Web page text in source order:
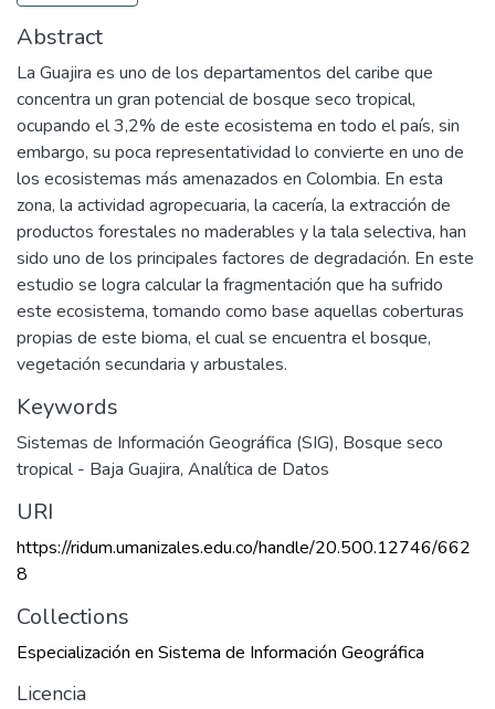
Abstract
La Guajira es uno de los departamentos del caribe que
concentra un gran potencial de bosque seco tropical,
ocupando el 3,2% de este ecosistema en todo el país, sin
embargo, su poca representatividad lo convierte en uno de
los ecosistemas más amenazados en Colombia. En esta
zona, la actividad agropecuaria, la cacería, la extracción de
productos forestales no maderables y la tala selectiva, han
sido uno de los principales factores de degradación. En este
estudio se logra calcular la fragmentación que ha sufrido
este ecosistema, tomando como base aquellas coberturas
propias de este bioma, el cual se encuentra el bosque,
vegetación secundaria y arbustales.
Keywords
Sistemas de Información Geográfica (SIG), Bosque seco
tropical - Baja Guajira, Analítica de Datos
URI
https://ridum.umanizales.edu.co/handle/20.500.12746/662
8
Collections
Especialización en Sistema de Información Geográfica
Licencia